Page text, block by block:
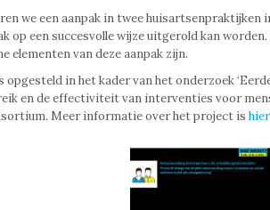
we een aanpak in twee huisartsenpraktijken
op een succesvolle wijze uitgerold kan
elementen van deze aanpak zijn.
opgesteld in het kader van het onderzoek
en de effectiviteit van interventies voor
Meer informatie over het project is hier